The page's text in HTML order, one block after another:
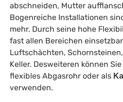
abschneiden, Mutter
Bogenreiche Installationen
mehr. Durch seine hohe
fast allen Bereichen
Luftschächten,
Keller. Desweiteren können
flexibles Abgasrohr oder als
verwenden.